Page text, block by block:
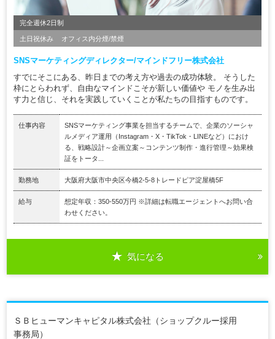
完全週休2日制
土日祝休み オフィス内分煙/禁煙
SNSマーケティングディレクター/マインドフリー株式会社
すでにそこにある、昨日までの考え方や過去の成功体験。 そうした
枠にとらわれず、自由なマインドこそが新しい価値や モノを生み出
す力と信じ、それを実践していくことが私たちの目指すものです。
仕事内容
SNSマーケティング事業を担当するチームで、企業のソーシャ
ルメディア運用（Instagram・X・TikTok・LINEなど）におけ
る、戦略設計～企画立案～コンテンツ制作・進行管理～効果検
証をトータ...
勤務地 大阪府大阪市中央区今橋2-5-8トレードピア淀屋橋5F
給与
想定年収：350-550万円 ※詳細は転職エージェントへお問い合
わせください。
気になる
ＳＢヒューマンキャピタル株式会社（ショップクルー採用
事務局）